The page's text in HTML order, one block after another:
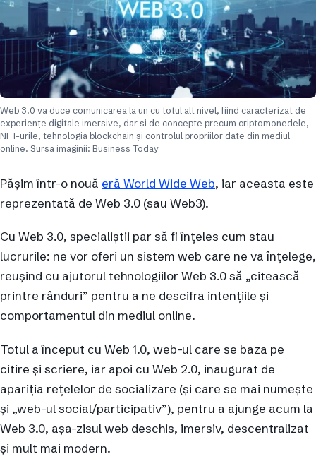
Web 3.0 va duce comunicarea la un cu totul alt nivel, fiind caracterizat de
experiențe digitale imersive, dar și de concepte precum criptomonedele,
NFT-urile, tehnologia blockchain și controlul propriilor date din mediul
online. Sursa imaginii: Business Today
Pășim într-o nouă eră World Wide Web, iar aceasta este
reprezentată de Web 3.0 (sau Web3).
Cu Web 3.0, specialiștii par să fi înțeles cum stau
lucrurile: ne vor oferi un sistem web care ne va înțelege,
reușind cu ajutorul tehnologiilor Web 3.0 să „citească
printre rânduri” pentru a ne descifra intențiile și
comportamentul din mediul online.
Totul a început cu Web 1.0, web-ul care se baza pe
citire și scriere, iar apoi cu Web 2.0, inaugurat de
apariția rețelelor de socializare (și care se mai numește
și „web-ul social/participativ”), pentru a ajunge acum la
Web 3.0, așa-zisul web deschis, imersiv, descentralizat
și mult mai modern.